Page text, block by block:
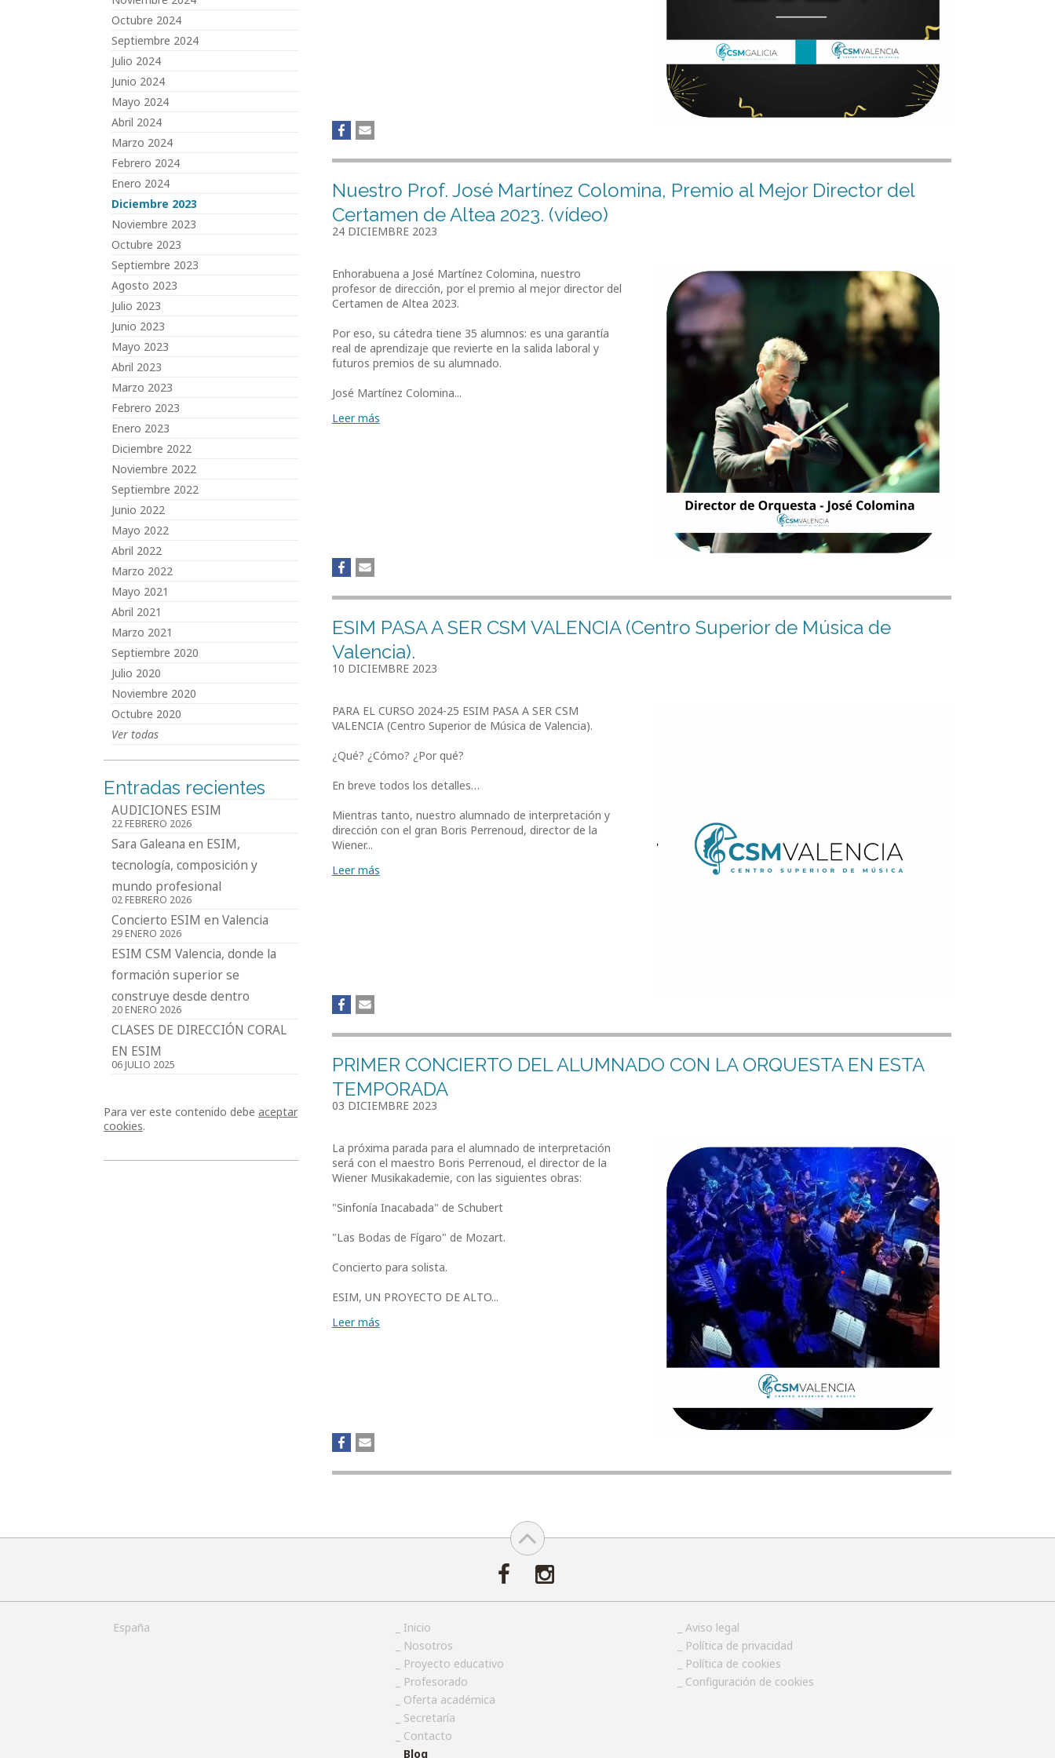
Octubre 2024
Septiembre 2024
Julio 2024
Junio 2024
Mayo 2024
Abril 2024
Marzo 2024
Febrero 2024
Enero 2024
Diciembre 2023
Noviembre 2023
Octubre 2023
Septiembre 2023
Agosto 2023
Julio 2023
Junio 2023
Mayo 2023
Abril 2023
Marzo 2023
Febrero 2023
Enero 2023
Diciembre 2022
Noviembre 2022
Septiembre 2022
Junio 2022
Mayo 2022
Abril 2022
Marzo 2022
Mayo 2021
Abril 2021
Marzo 2021
Septiembre 2020
Julio 2020
Noviembre 2020
Octubre 2020
Ver todas
Entradas recientes
AUDICIONES ESIM
22 FEBRERO 2026
Sara Galeana en ESIM,
tecnología, composición y
mundo profesional
02 FEBRERO 2026
Concierto ESIM en Valencia
29 ENERO 2026
ESIM CSM Valencia, donde la
formación superior se
construye desde dentro
20 ENERO 2026
CLASES DE DIRECCIÓN CORAL
EN ESIM
06 JULIO 2025
Para ver este contenido debe aceptar
cookies.
Nuestro Prof. José Martínez Colomina, Premio al Mejor Director del
Certamen de Altea 2023. (vídeo)
24 DICIEMBRE 2023
Enhorabuena a José Martínez Colomina, nuestro
profesor de dirección, por el premio al mejor director del
Certamen de Altea 2023.
Por eso, su cátedra tiene 35 alumnos: es una garantía
real de aprendizaje que revierte en la salida laboral y
futuros premios de su alumnado.
José Martínez Colomina...
Leer más
ESIM PASA A SER CSM VALENCIA (Centro Superior de Música de
Valencia).
10 DICIEMBRE 2023
PARA EL CURSO 2024-25 ESIM PASA A SER CSM
VALENCIA (Centro Superior de Música de Valencia).
¿Qué? ¿Cómo? ¿Por qué?
En breve todos los detalles…
Mientras tanto, nuestro alumnado de interpretación y
dirección con el gran Boris Perrenoud, director de la
Wiener...
Leer más
PRIMER CONCIERTO DEL ALUMNADO CON LA ORQUESTA EN ESTA
TEMPORADA
03 DICIEMBRE 2023
La próxima parada para el alumnado de interpretación
será con el maestro Boris Perrenoud, el director de la
Wiener Musikakademie, con las siguientes obras:
"Sinfonía Inacabada" de Schubert
"Las Bodas de Fígaro" de Mozart.
Concierto para solista.
ESIM, UN PROYECTO DE ALTO...
Leer más
España
Inicio
Nosotros
Proyecto educativo
Profesorado
Oferta académica
Secretaría
Contacto
Blog
Aviso legal
Política de privacidad
Política de cookies
Configuración de cookies